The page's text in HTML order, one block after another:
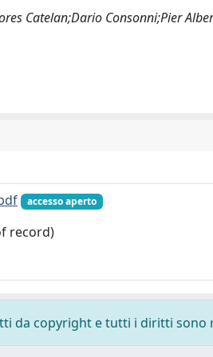
Catelan;Dario Consonni;Pier
accesso aperto
record)
da copyright e tutti i diritti sono